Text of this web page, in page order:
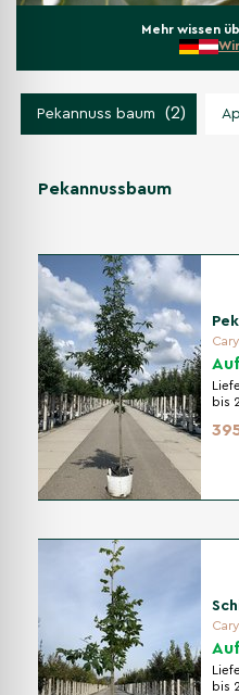
Mehr wissen
Pekannuss baum (2)
Pekannussbaum
bis
bis